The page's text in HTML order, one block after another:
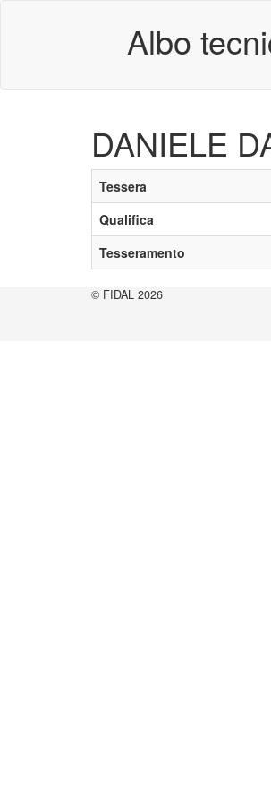
Albo
DANIELE
Tessera
Qualifica
Tesseramento
© FIDAL 2026